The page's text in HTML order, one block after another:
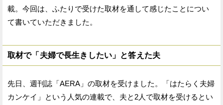
載。今回は、ふたりで受けた取材を通して感じたことについ
て書いていただきました。
取材で「夫婦で長生きしたい」と答えた夫
先日、週刊誌「AERA」の取材を受けました。「はたらく夫婦
カンケイ」という人気の連載で、夫と2人で取材を受けるとい